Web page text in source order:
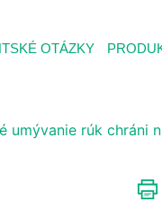
OTÁZKY
umývanie rúk chráni